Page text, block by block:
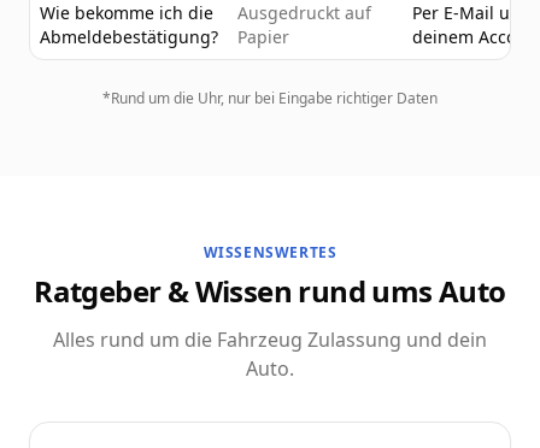
Wie bekomme ich die
Abmeldebestätigung?
Ausgedruckt auf
Papier
Per E-Mail und
deinem
*Rund um die Uhr, nur bei Eingabe richtiger Daten
WISSENSWERTES
Ratgeber & Wissen rund ums Auto
Alles rund um die Fahrzeug Zulassung und dein
Auto.